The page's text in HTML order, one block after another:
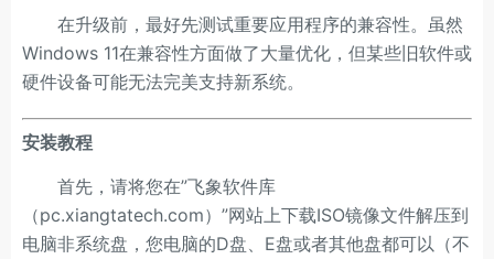
在升级前，最好先测试重要应用程序的兼容性。虽然
Windows 11在兼容性方面做了大量优化，但某些旧软件或
硬件设备可能无法完美支持新系统。
安装教程
首先，请将您在”飞象软件库
（pc.xiangtatech.com）”网站上下载ISO镜像文件解压到
电脑非系统盘，您电脑的D盘、E盘或者其他盘都可以（不